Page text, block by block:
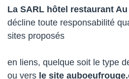
La SARL hôtel restaurant
décline toute responsabilité
sites proposés
en liens, quelque soit le type
ou vers le site